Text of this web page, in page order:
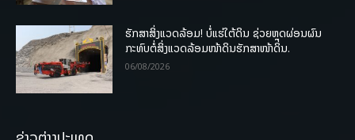
ຮັກສາສິ່ງແວດລ້ອມ! ບໍ່ແຮ່ໃຕ້ດິນ ຊ່ວຍຫຼຸດຜ່ອນຜົນ
ກະທົບຕໍ່ສິ່ງແວດລ້ອມໜ້າດິນຮັກສາໜ້າດິນ.
06/08/2026